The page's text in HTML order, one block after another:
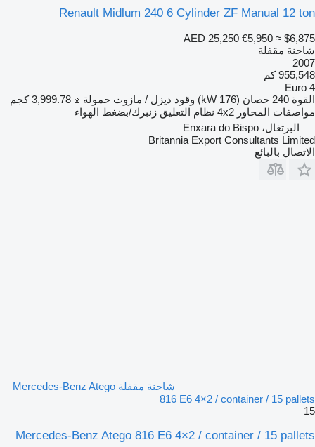
Renault Midlum 240 6 Cylinder ZF Manual 12 ton
AED 25,250 €5,950 ≈ $6,875
شاحنة مقفلة
2007
955,548 كم
Euro 4
القوة 240 حصان (176 kW) وقود ديزل / مازوت حمولة
3,999.78 كجم
مواصفات المحاور 4x2 نظام التعليق زنبرك/بضغط الهواء
البرتغال، Enxara do Bispo
Britannia Export Consultants Limited
الاتصال بالبائع
شاحنة مقفلة Mercedes-Benz Atego
816 E6 4×2 / container / 15 pallets
15
Mercedes-Benz Atego 816 E6 4×2 / container / 15 pallets